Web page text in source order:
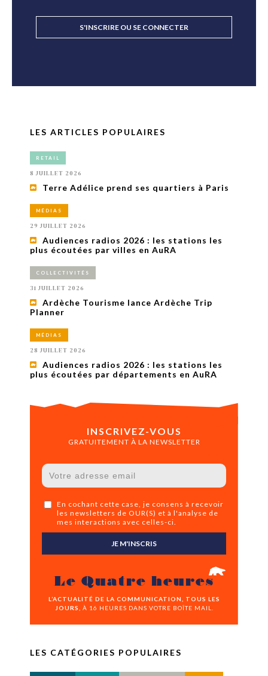
S'INSCRIRE OU SE CONNECTER
LES ARTICLES POPULAIRES
RETAIL
8 JUILLET 2026
Terre Adélice prend ses quartiers à Paris
MÉDIAS
29 JUILLET 2026
Audiences radios 2026 : les stations les
plus écoutées par villes en AuRA
COLLECTIVITÉS
31 JUILLET 2026
Ardèche Tourisme lance Ardèche Trip
Planner
MÉDIAS
28 JUILLET 2026
Audiences radios 2026 : les stations les
plus écoutées par départements en AuRA
INSCRIVEZ-VOUS
GRATUITEMENT À LA NEWSLETTER
En cochant cette case, je consens à recevoir
les newsletters de OUR(S) et à l'analyse de
mes interactions avec celles-ci.
JE M'INSCRIS
Le Quatre heures
L’ACTUALITÉ DE LA COMMUNICATION, TOUS LES
JOURS,
À 16 HEURES DANS VOTRE BOÎTE MAIL.
LES CATÉGORIES POPULAIRES